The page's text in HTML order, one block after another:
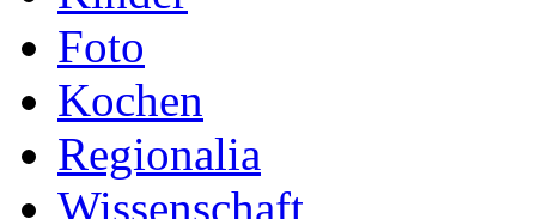
Foto
Kochen
Regionalia
Wissenschaft